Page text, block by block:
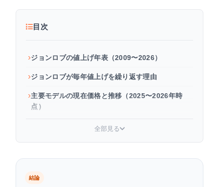
目次
ジョンロブの値上げ年表（2009〜2026）
ジョンロブが毎年値上げを繰り返す理由
主要モデルの現在価格と推移（2025〜2026年時
点）
今後の価格動向と買い時の判断
安く購入する方法（並行輸入・BUYMAの活用）
全部見る
結論